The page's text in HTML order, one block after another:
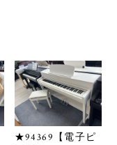
★94369【電子ピ